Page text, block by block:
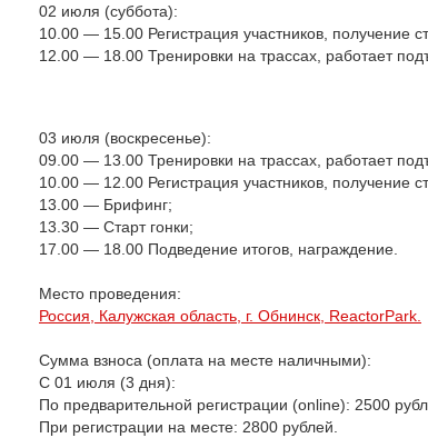
02 июля (суббота):
10.00 — 15.00 Регистрация участников, получение
12.00 — 18.00 Тренировки на трассах, работает
03 июля (воскресенье):
09.00 — 13.00 Тренировки на трассах, работает
10.00 — 12.00 Регистрация участников, получение
13.00 — Брифинг;
13.30 — Старт гонки;
17.00 — 18.00 Подведение итогов, награждение.
Место проведения:
Россия, Калужская область, г. Обнинск, ReactorPark.
Сумма взноса (оплата на месте наличными):
С 01 июля (3 дня):
По предварительной регистрации (online): 2500
При регистрации на месте: 2800 рублей.